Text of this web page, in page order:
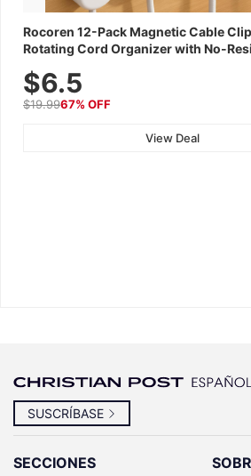
Rocoren 12-Pack Magnetic Cable
Rotating Cord Organizer with No-
Wall, Car & Office, White
$6.5
$19.9967% OFF
View Deal
SUSCRÍBASE
SECCIONES